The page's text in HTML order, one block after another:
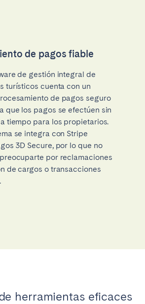
de pagos fiable
de gestión integral de
turísticos cuenta con un
de pagos seguro
que los pagos se efectúen sin
tiempo para los propietarios.
se integra con Stripe
3D Secure, por lo que no
por reclamaciones
de cargos o transacciones
herramientas eficaces